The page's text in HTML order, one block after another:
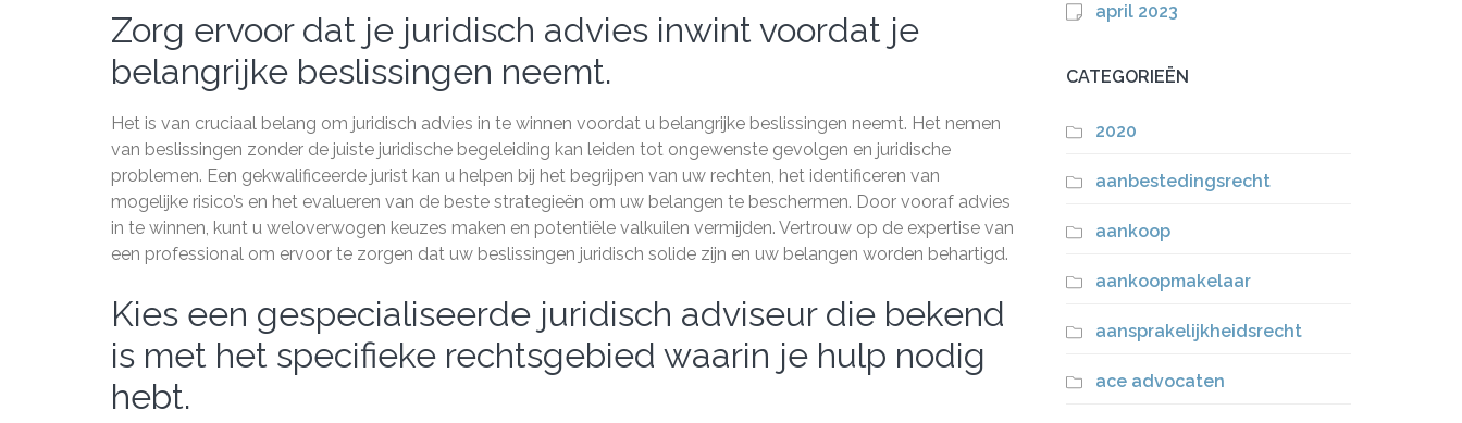
Zorg ervoor dat je juridisch advies inwint voordat je
belangrijke beslissingen neemt.
Het is van cruciaal belang om juridisch advies in te winnen voordat u belangrijke beslissingen neemt. Het nemen
van beslissingen zonder de juiste juridische begeleiding kan leiden tot ongewenste gevolgen en juridische
problemen. Een gekwalificeerde jurist kan u helpen bij het begrijpen van uw rechten, het identificeren van
mogelijke risico’s en het evalueren van de beste strategieën om uw belangen te beschermen. Door vooraf advies
in te winnen, kunt u weloverwogen keuzes maken en potentiële valkuilen vermijden. Vertrouw op de expertise van
een professional om ervoor te zorgen dat uw beslissingen juridisch solide zijn en uw belangen worden behartigd.
Kies een gespecialiseerde juridisch adviseur die bekend
is met het specifieke rechtsgebied waarin je hulp nodig
hebt.
april 2023
CATEGORIEËN
2020
aanbestedingsrecht
aankoop
aankoopmakelaar
aansprakelijkheidsrecht
ace advocaten